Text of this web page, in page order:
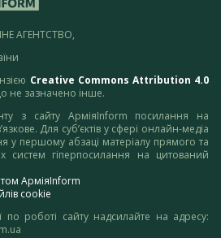
АГЕНТСТВО,
Creative Commons Attribution 4.0
не зазначено інше.
з сайту АрміяInform посилання на
Для суб’єктів у сфері онлайн-медіа
у першому абзаці матеріалу прямого та
систем гіперпосилання на цитований
АрміяInform
cookie
по роботі сайту надсилайте на адресу: